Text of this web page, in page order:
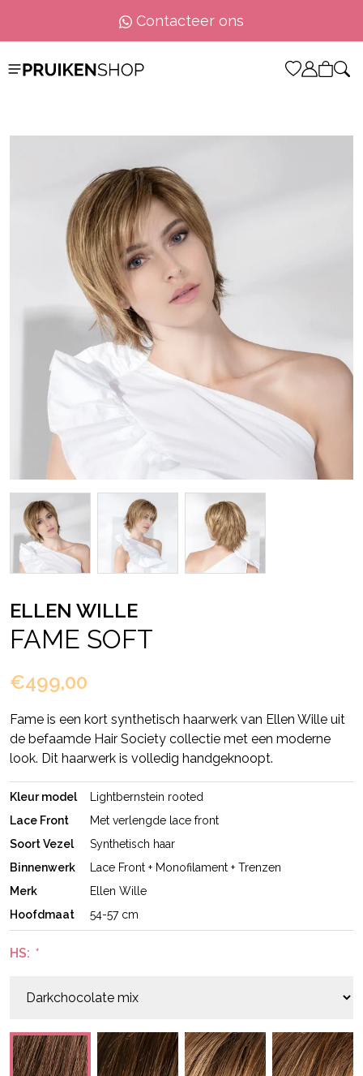
Contacteer ons
ELLEN WILLE
FAME SOFT
€499,00
Fame is een kort synthetisch haarwerk van Ellen Wille uit
de befaamde Hair Society collectie met een moderne
look. Dit haarwerk is volledig handgeknoopt.
Kleur model
Lightbernstein rooted
Lace Front
Met verlengde lace front
Soort Vezel
Synthetisch haar
Binnenwerk
Lace Front + Monofilament + Trenzen
Merk
Ellen Wille
Hoofdmaat
54-57 cm
HS: *